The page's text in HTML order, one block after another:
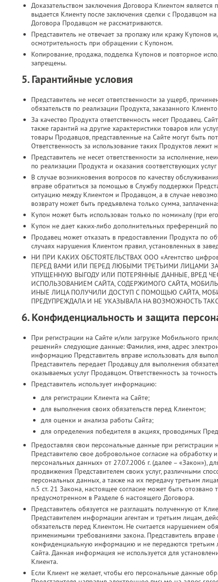
Доказательством заключения Договора Клиентом
выдается Клиенту после заключения сделки с Продавцом
Договора Продавцом не рассматриваются.
Представитель не отвечает за пропажу или кражу
осмотрительность при обращении с Купоном.
Копирование, продажа, подделка Купонов и повторное
запрещены.
5. Гарантийные условия
Представитель не несет ответственности за ущерб,
обязательств по реализации Продукта, заказанного
За качество Продукта ответственность несет Продавец.
также гарантий на другие характеристики товаров или
товары Продавцов, представленные на Сайте могут быть
Ответственность за использование таких Продуктов лежит
Представитель не несет ответственности за исполнение,
по реализации Продукта и оказания соответствующих
В случае возникновения вопросов по качеству
вправе обратиться за помощью в Службу поддержки
ситуацию между Клиентом и Продавцом, а в случае
возврату может быть предъявлена только сумма,
Купон может быть использован только по номиналу (при
Купон не дает каких-либо дополнительных преференций
Продавец может отказать в предоставлении Продукта по
случаях нарушения Клиентом правил, установленных в
НИ ПРИ КАКИХ ОБСТОЯТЕЛЬСТВАХ ООО «Агентство
ПЕРЕД ВАМИ ИЛИ ПЕРЕД ЛЮБЫМИ ТРЕТЬИМИ ЛИЦАМИ
УПУЩЕННУЮ ВЫГОДУ ИЛИ ПОТЕРЯННЫЕ ДАННЫЕ, ВРЕД
ИСПОЛЬЗОВАНИЕМ САЙТА, СОДЕРЖИМОГО САЙТА,
ИНЫЕ ЛИЦА ПОЛУЧИЛИ ДОСТУП С ПОМОЩЬЮ САЙТА,
ПРЕДУПРЕЖДАЛА И НЕ УКАЗЫВАЛА НА ВОЗМОЖНОСТЬ
6. Конфиденциальность и защита
При регистрации на Сайте и/или загрузке Мобильного
решений» следующие данные: Фамилия, имя, адрес
информацию Представитель вправе использовать для
Представитель передает Продавцу для выполнения
оказываемых услуг Продавцом. Ответственность за
Представитель использует информацию:
для регистрации Клиента на Сайте;
для выполнения своих обязательств перед Клиентом;
для оценки и анализа работы Сайта;
для определения победителя в акциях, проводимых
Предоставляя свои персональные данные при
Представителю свое добровольное согласие на обработку
персональных данных» от 27.07.2006 г. (далее – «Закон»),
продвижения Представителем своих услуг, различными
персональных данных, а также на их передачу третьим
п.5 ст. 21 Закона, настоящее согласие может быть
предусмотренном в Разделе 6 настоящего Договора.
Представитель обязуется не разглашать полученную от
Представителем информации агентам и третьим лицам,
обязательств перед Клиентом. Не считается нарушением
применимыми требованиями закона. Представитель вправе
конфиденциальную информацию и не передаются третьим
Сайта. Данная информация не используется для
Клиента.
Если Клиент не желает, чтобы его персональные данные